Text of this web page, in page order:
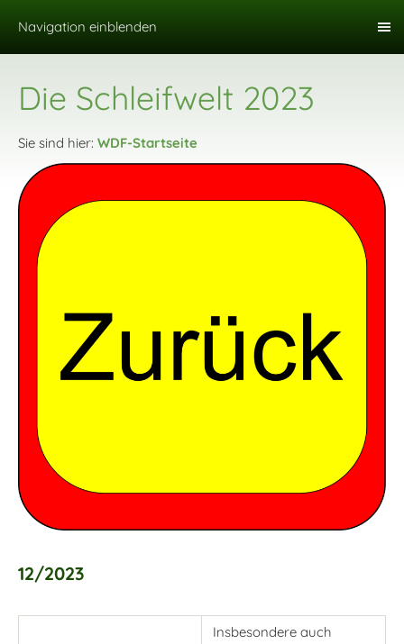
Navigation einblenden
Die Schleifwelt 2023
Sie sind hier: WDF-Startseite
12/2023
Insbesondere auch